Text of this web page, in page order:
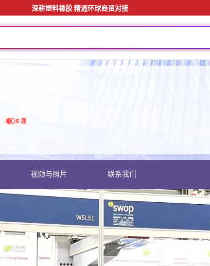
深耕塑料橡胶 精通环球商贸对接
6 届
视频与照片 联系我们